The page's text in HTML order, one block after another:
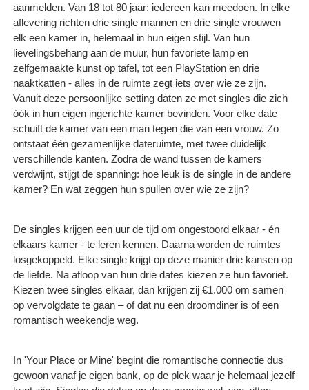
aanmelden. Van 18 tot 80 jaar: iedereen kan meedoen. In elke
aflevering richten drie single mannen en drie single vrouwen
elk een kamer in, helemaal in hun eigen stijl. Van hun
lievelingsbehang aan de muur, hun favoriete lamp en
zelfgemaakte kunst op tafel, tot een PlayStation en drie
naaktkatten - alles in de ruimte zegt iets over wie ze zijn.
Vanuit deze persoonlijke setting daten ze met singles die zich
óók in hun eigen ingerichte kamer bevinden. Voor elke date
schuift de kamer van een man tegen die van een vrouw. Zo
ontstaat één gezamenlijke dateruimte, met twee duidelijk
verschillende kanten. Zodra de wand tussen de kamers
verdwijnt, stijgt de spanning: hoe leuk is de single in de andere
kamer? En wat zeggen hun spullen over wie ze zijn?
De singles krijgen een uur de tijd om ongestoord elkaar - én
elkaars kamer - te leren kennen. Daarna worden de ruimtes
losgekoppeld. Elke single krijgt op deze manier drie kansen op
de liefde. Na afloop van hun drie dates kiezen ze hun favoriet.
Kiezen twee singles elkaar, dan krijgen zij €1.000 om samen
op vervolgdate te gaan – of dat nu een droomdiner is of een
romantisch weekendje weg.
In 'Your Place or Mine' begint die romantische connectie dus
gewoon vanaf je eigen bank, op de plek waar je helemaal jezelf